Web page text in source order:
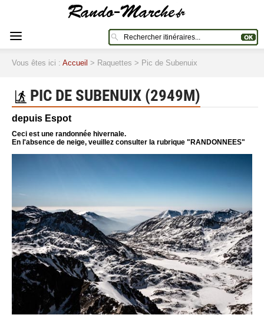
Vous êtes ici : Accueil > Raquettes > Pic de Subenuix
PIC DE SUBENUIX (2949M)
depuis Espot
Ceci est une randonnée hivernale.
En l'absence de neige, veuillez consulter la rubrique "RANDONNEES"